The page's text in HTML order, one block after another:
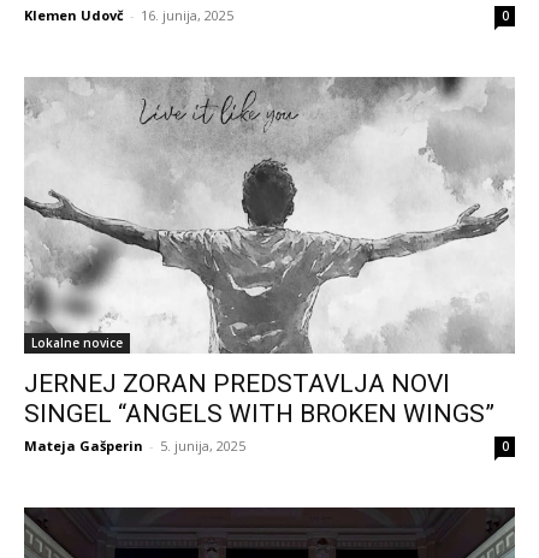
Klemen Udovč - 16. junija, 2025 0
Lokalne novice
JERNEJ ZORAN PREDSTAVLJA NOVI
SINGEL “ANGELS WITH BROKEN WINGS”
Mateja Gašperin - 5. junija, 2025 0